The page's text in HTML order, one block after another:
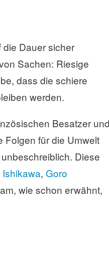
Dauer sicher
Sachen: Riesige
dass die schiere
werden.
Besatzer
Folgen für die Umwelt
Diese
Ishikawa, Goro
wie schon erwähnt,